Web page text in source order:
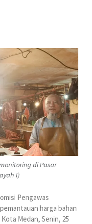
di Pasar
I)
Pengawas
harga bahan
Medan, Senin, 25